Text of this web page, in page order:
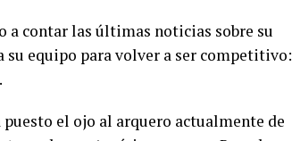
a contar las últimas noticias sobre su
equipo para volver a ser competitivo:
puesto el ojo al arquero actualmente de